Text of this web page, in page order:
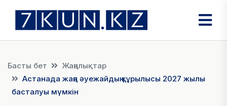
Басты бет
Жаңалықтар
Астанада жаңа әуежайдың құрылысы 2027 жылы
басталуы мүмкін